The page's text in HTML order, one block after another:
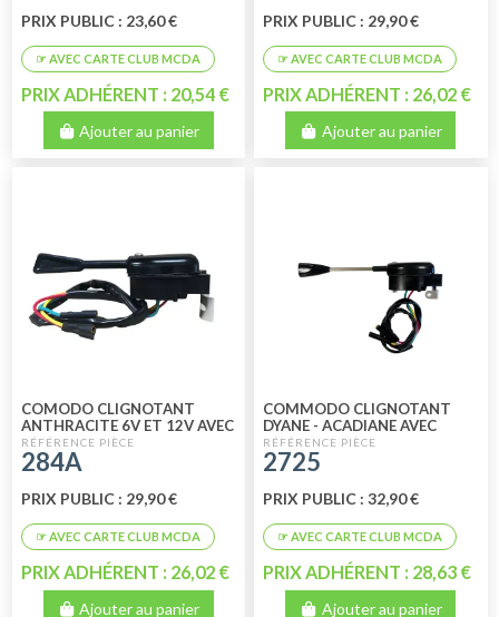
PRIX PUBLIC : 23,60 €
PRIX ADHÉRENT : 20,54 €
Ajouter au panier
PRIX PUBLIC : 29,90 €
PRIX ADHÉRENT : 26,02 €
Ajouter au panier
COMODO CLIGNOTANT
ANTHRACITE 6V ET 12V AVEC
BRUITEUR
284A
PRIX PUBLIC : 29,90 €
PRIX ADHÉRENT : 26,02 €
Ajouter au panier
COMMODO CLIGNOTANT
DYANE - ACADIANE AVEC
BRUITEUR
2725
PRIX PUBLIC : 32,90 €
PRIX ADHÉRENT : 28,63 €
Ajouter au panier